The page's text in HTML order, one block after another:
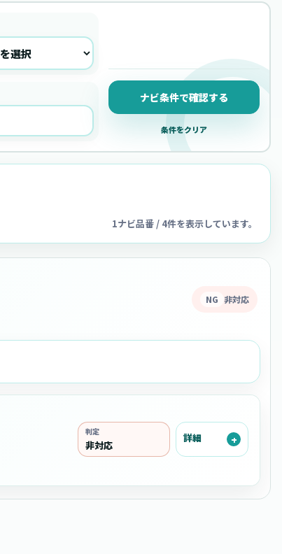
ナビ条件で確認する
条件をクリア
1ナビ品番 / 4件を表示しています。
NG 非対応
判定
非対応
詳細